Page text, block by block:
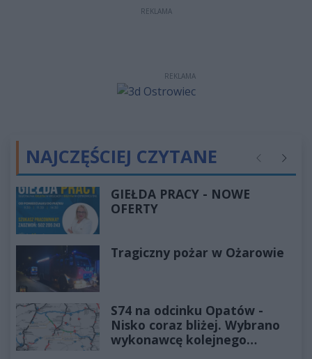
REKLAMA
REKLAMA
NAJCZĘŚCIEJ CZYTANE Poprzednie
GIEŁDA PRACY - NOWE
OFERTY
Tragiczny pożar w Ożarowie
S74 na odcinku Opatów -
Nisko coraz bliżej. Wybrano
wykonawcę kolejnego